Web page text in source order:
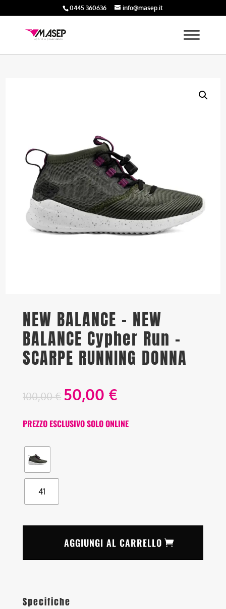
0445 360636 info@masep.it
NEW BALANCE – NEW
BALANCE Cypher Run –
SCARPE RUNNING DONNA
100,00€ 50,00 €
PREZZO ESCLUSIVO SOLO ONLINE
41
AGGIUNGI AL CARRELLO
Specifiche